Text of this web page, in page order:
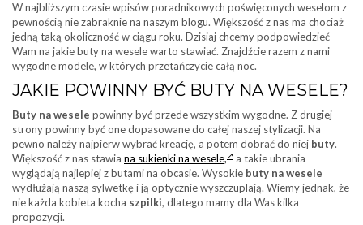
W najbliższym czasie wpisów poradnikowych poświęconych weselom z
pewnością nie zabraknie na naszym blogu. Większość z nas ma chociaż
jedną taką okoliczność w ciągu roku. Dzisiaj chcemy podpowiedzieć
Wam na jakie buty na wesele warto stawiać. Znajdźcie razem z nami
wygodne modele, w których przetańczycie całą noc.
JAKIE POWINNY BYĆ BUTY NA WESELE?
Buty na wesele powinny być przede wszystkim wygodne. Z drugiej
strony powinny być one dopasowane do całej naszej stylizacji. Na
pewno należy najpierw wybrać kreację, a potem dobrać do niej buty.
Większość z nas stawia na sukienki na wesele,
a takie ubrania
wyglądają najlepiej z butami na obcasie. Wysokie buty na wesele
wydłużają naszą sylwetkę i ją optycznie wyszczuplają. Wiemy jednak, że
nie każda kobieta kocha szpilki, dlatego mamy dla Was kilka
propozycji.